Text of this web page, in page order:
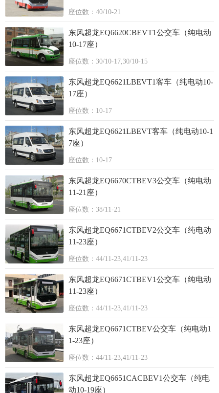
座位数：40/10-21
东风超龙EQ6620CBEVT1公交车（纯电动
10-17座）
座位数：30/10-17,30/10-15
东风超龙EQ6621LBEVT1客车（纯电动10-
17座）
座位数：10-17
东风超龙EQ6621LBEVT客车（纯电动10-1
7座）
座位数：10-17
东风超龙EQ6670CTBEV3公交车（纯电动
11-21座）
座位数：38/11-21
东风超龙EQ6671CTBEV2公交车（纯电动
11-23座）
座位数：44/11-23,41/11-23
东风超龙EQ6671CTBEV1公交车（纯电动
11-23座）
座位数：44/11-23,41/11-23
东风超龙EQ6671CTBEV公交车（纯电动1
1-23座）
座位数：44/11-23,41/11-23
东风超龙EQ6651CACBEV1公交车（纯电
动10-19座）